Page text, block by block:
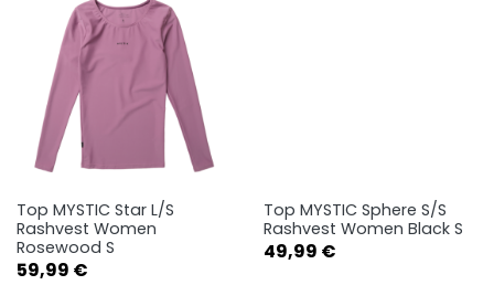
Top MYSTIC Star L/S
Rashvest Women
Rosewood S
Prix
59,99 €
Top MYSTIC Sphere S/S
Rashvest Women Black S
Prix
49,99 €